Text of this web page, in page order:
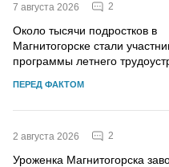
7 августа 2026 2
Около тысячи подростков в
Магнитогорске стали
программы летнего
ПЕРЕД ФАКТОМ
2 августа 2026 2
Уроженка Магнитогорска